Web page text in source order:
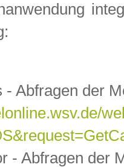
- Abfragen der
- Abfragen der